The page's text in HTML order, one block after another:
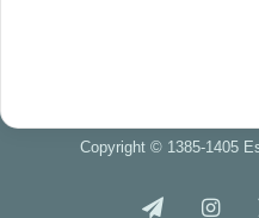
Copyright © 1385-1405
اینستاگرام